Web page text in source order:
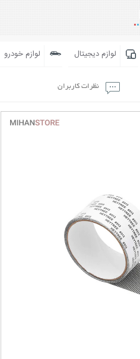
لوازم دیجیتال لوازم خودرو
نظرات کاربران